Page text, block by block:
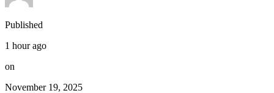
Published
1 hour ago
on
November 19, 2025